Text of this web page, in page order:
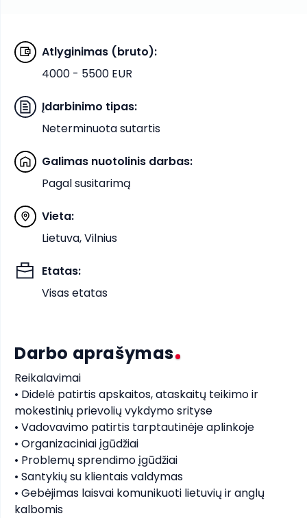
Atlyginimas (bruto):
4000 - 5500 EUR
Įdarbinimo tipas:
Neterminuota sutartis
Galimas nuotolinis darbas:
Pagal susitarimą
Vieta:
Lietuva, Vilnius
Etatas:
Visas etatas
Darbo aprašymas
Reikalavimai
• Didelė patirtis apskaitos, ataskaitų teikimo ir
mokestinių prievolių vykdymo srityse
• Vadovavimo patirtis tarptautinėje aplinkoje
• Organizaciniai įgūdžiai
• Problemų sprendimo įgūdžiai
• Santykių su klientais valdymas
• Gebėjimas laisvai komunikuoti lietuvių ir anglų
kalbomis